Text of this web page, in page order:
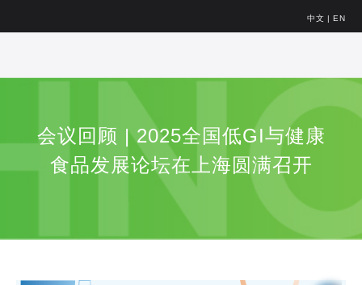
中文 | EN
会议回顾 | 2025全国低GI与健康
食品发展论坛在上海圆满召开